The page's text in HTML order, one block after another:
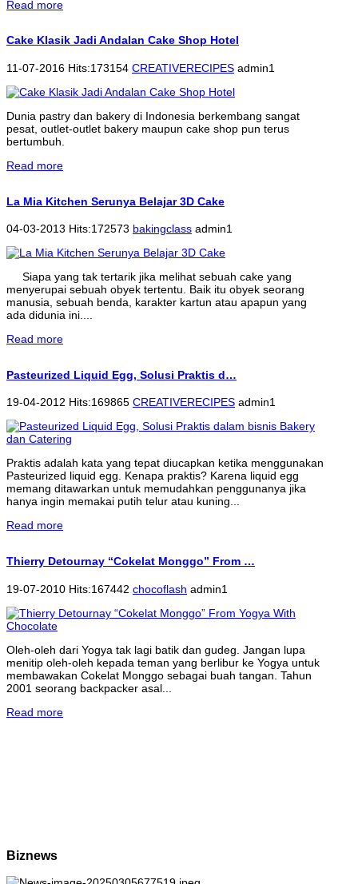
Read more
Cake Klasik Jadi Andalan Cake Shop Hotel
11-07-2016 Hits:173154 CREATIVERECIPES admin1
Dunia pastry dan bakery di Indonesia berkembang sangat
pesat, outlet-outlet bakery maupun cake shop pun terus
bertumbuh.
Read more
La Mia Kitchen Serunya Belajar 3D Cake
04-03-2013 Hits:172573 bakingclass admin1
Siapa yang tak tertarik jika melihat sebuah cake yang
menyerupai sebuah obyek tertentu. Baik itu obyek seorang
manusia, sebuah benda, karakter kartun atau apapun yang
ada didunia ini....
Read more
Pasteurized Liquid Egg, Solusi Praktis d…
19-04-2012 Hits:169865 CREATIVERECIPES admin1
Praktis adalah kata yang tepat diucapkan ketika menggunakan
Pasteurized liquid egg. Kenapa praktis? Karena liquid egg
memang ditawarkan untuk memudahkan penggunanya jika
hanya ingin memakai putih telur atau kuning...
Read more
Thierry Detournay “Cokelat Monggo” From …
19-07-2010 Hits:167442 chocoflash admin1
Oleh-oleh dari Yogya tak lagi batik dan gudeg. Jangan lupa
menitip oleh-oleh kepada teman yang berlibur ke Yogya untuk
membawakan Cokelat Monggo sebagai buah tangan. Tahun
2001 seorang backpacker asal...
Read more
Biznews